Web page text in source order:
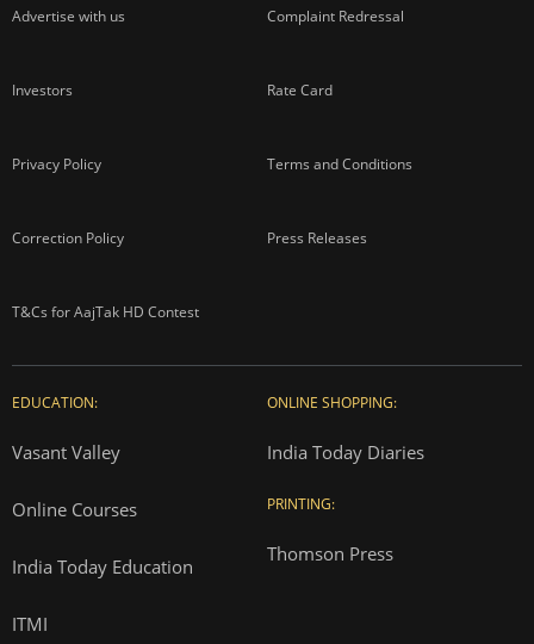
Advertise with us Complaint Redressal
Investors Rate Card
Privacy Policy Terms and Conditions
Correction Policy Press Releases
T&Cs for AajTak HD Contest
EDUCATION:
Vasant Valley
Online Courses
India Today Education
ITMI
ONLINE SHOPPING:
India Today Diaries
PRINTING:
Thomson Press